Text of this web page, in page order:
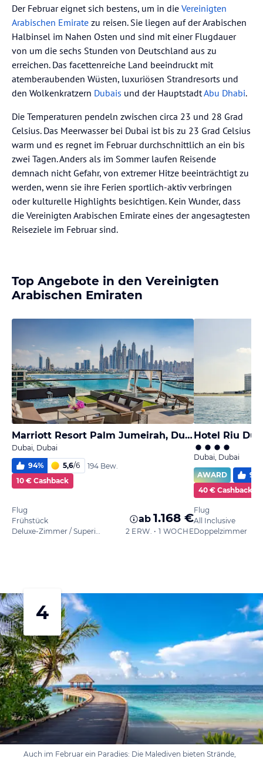
Der Februar eignet sich bestens, um in die Vereinigten
Arabischen Emirate zu reisen. Sie liegen auf der Arabischen
Halbinsel im Nahen Osten und sind mit einer Flugdauer
von um die sechs Stunden von Deutschland aus zu
erreichen. Das facettenreiche Land beeindruckt mit
atemberaubenden Wüsten, luxuriösen Strandresorts und
den Wolkenkratzern Dubais und der HauptstadtAbu Dhabi.
Die Temperaturen pendeln zwischen circa 23 und 28 Grad
Celsius. Das Meerwasser bei Dubai ist bis zu 23 Grad Celsius
warm und es regnet im Februar durchschnittlich an ein bis
zwei Tagen. Anders als im Sommer laufen Reisende
demnach nicht Gefahr, von extremer Hitze beeinträchtigt zu
werden, wenn sie ihre Ferien sportlich-aktiv verbringen
oder kulturelle Highlights besichtigen. Kein Wunder, dass
die Vereinigten Arabischen Emirate eines der angesagtesten
Reiseziele im Februar sind.
Top Angebote in den Vereinigten
Arabischen Emiraten
Marriott Resort Palm Jumeirah, Dubai
Dubai, Dubai
94% 5,6/6
194 Bew.
10 € Cashback
Flug
Frühstück
Deluxe-Zimmer / Superior
ab 1.168 €
2 ERW. • 1 WOCHE
Hotel Riu
Dubai, Dubai
AWARD
96
40 € Cashback
Flug
All Inclusive
Doppelzimmer
4
Auch im Februar ein Paradies: Die Malediven bieten Strände,